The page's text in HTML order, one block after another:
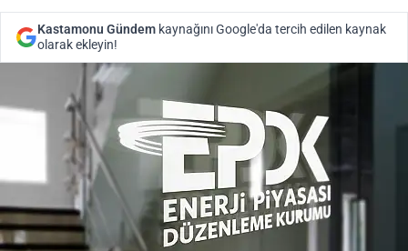
Kastamonu Gündem kaynağını Google'da tercih edilen kaynak
olarak ekleyin!